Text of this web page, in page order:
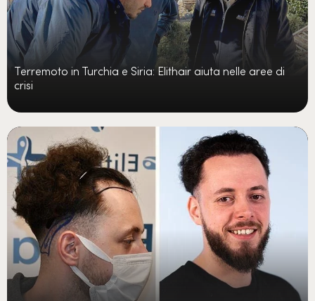
Terremoto in Turchia e Siria: Elithair aiuta nelle aree di
crisi